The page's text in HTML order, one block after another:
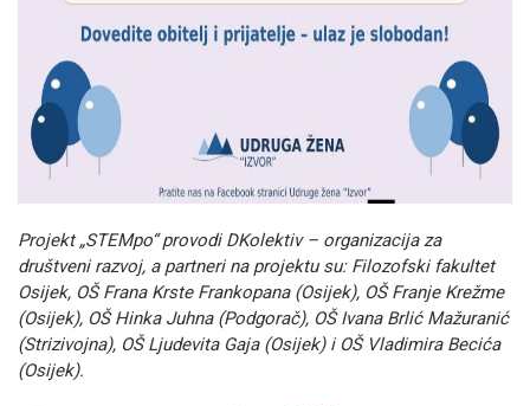
Projekt „STEMpo“ provodi DKolektiv – organizacija za
društveni razvoj, a partneri na projektu su: Filozofski fakultet
Osijek, OŠ Frana Krste Frankopana (Osijek), OŠ Franje Krežme
(Osijek), OŠ Hinka Juhna (Podgorač), OŠ Ivana Brlić Mažuranić
(Strizivojna), OŠ Ljudevita Gaja (Osijek) i OŠ Vladimira Becića
(Osijek).